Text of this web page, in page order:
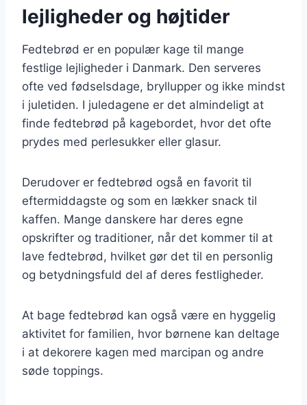
lejligheder og højtider
Fedtebrød er en populær kage til mange
festlige lejligheder i Danmark. Den serveres
ofte ved fødselsdage, bryllupper og ikke mindst
i juletiden. I juledagene er det almindeligt at
finde fedtebrød på kagebordet, hvor det ofte
prydes med perlesukker eller glasur.
Derudover er fedtebrød også en favorit til
eftermiddagste og som en lækker snack til
kaffen. Mange danskere har deres egne
opskrifter og traditioner, når det kommer til at
lave fedtebrød, hvilket gør det til en personlig
og betydningsfuld del af deres festligheder.
At bage fedtebrød kan også være en hyggelig
aktivitet for familien, hvor børnene kan deltage
i at dekorere kagen med marcipan og andre
søde toppings.